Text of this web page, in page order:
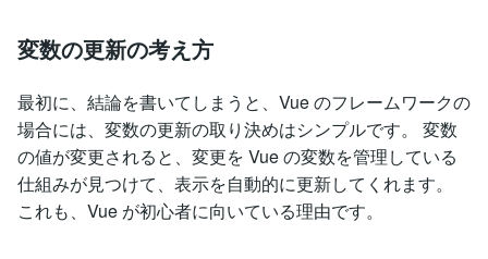
変数の更新の考え方
最初に、結論を書いてしまうと、Vue のフレームワークの
場合には、変数の更新の取り決めはシンプルです。 変数
の値が変更されると、変更を Vue の変数を管理している
仕組みが見つけて、表示を自動的に更新してくれます。
これも、Vue が初心者に向いている理由です。